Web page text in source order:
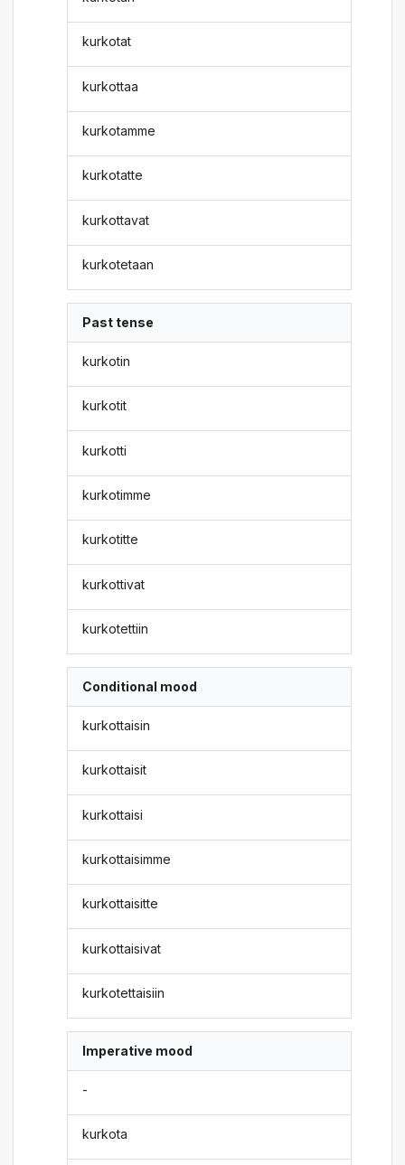
kurkotat
kurkottaa
kurkotamme
kurkotatte
kurkottavat
kurkotetaan
Past tense
kurkotin
kurkotit
kurkotti
kurkotimme
kurkotitte
kurkottivat
kurkotettiin
Conditional mood
kurkottaisin
kurkottaisit
kurkottaisi
kurkottaisimme
kurkottaisitte
kurkottaisivat
kurkotettaisiin
Imperative mood
-
kurkota